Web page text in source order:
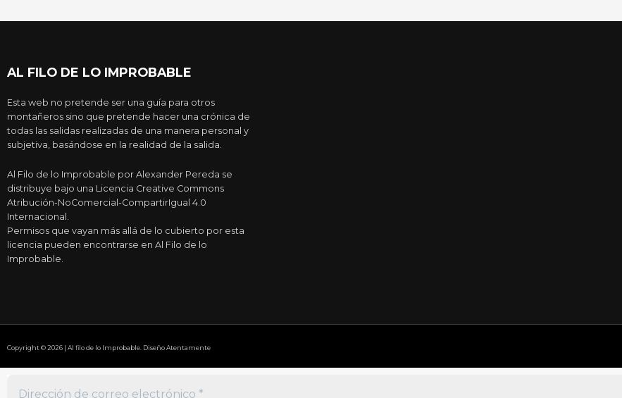
AL FILO DE LO IMPROBABLE
Esta web no pretende ser una guía para otros
montañeros sino que pretende hacer una crónica de
todas las salidas realizadas de una manera personal y
subjetiva, basándose en la realidad de la salida.
Al Filo de lo Improbable por Alexander Pereda se
distribuye bajo una Licencia Creative Commons
Atribución-NoComercial-CompartirIgual 4.0
Internacional.
Permisos que vayan más allá de lo cubierto por esta
licencia pueden encontrarse en Al Filo de lo
Improbable.
Copyright © 2026 | Al filo de lo Improbable. Diseño Atentamente